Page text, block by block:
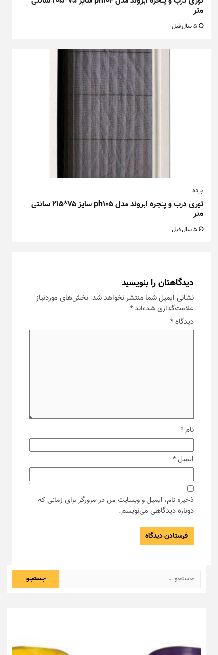
متر
پرده
توری درب و پنجره ابروند مدل ph105 سایز ۷۵*۲۱۵ سانتی
متر
دیدگاهتان را بنویسید
نشانی ایمیل شما منتشر نخواهد شد. بخش‌های موردنیاز
علامت‌گذاری شده‌اند*
دیدگاه*
نام*
ایمیل*
ذخیره نام، ایمیل و وبسایت من در مرورگر برای زمانی که
دوباره دیدگاهی می‌نویسم.
جستجو
برای: